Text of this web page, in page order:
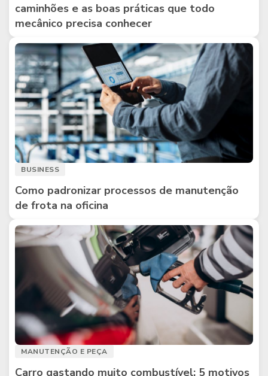
caminhões e as boas práticas que todo
mecânico precisa conhecer
BUSINESS
Como padronizar processos de manutenção
de frota na oficina
MANUTENÇÃO E PEÇA
Carro gastando muito combustível: 5 motivos